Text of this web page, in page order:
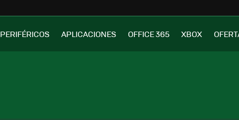
PERIFÉRICOS APLICACIONES OFFICE 365 XBOX